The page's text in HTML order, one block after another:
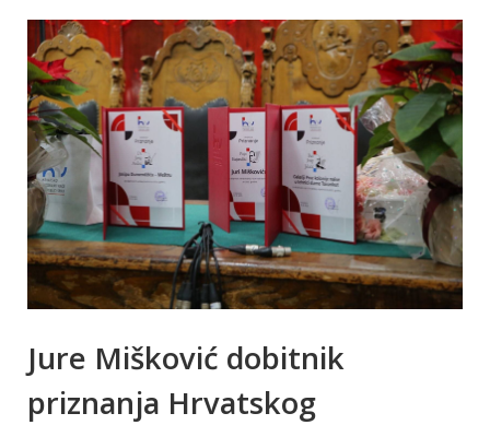
Jure Mišković dobitnik
priznanja Hrvatskog